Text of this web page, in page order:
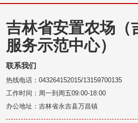
吉林省安置农场（
服务示范中心）
联系我们
热线电话：043264152015/13159700135
工作时间：周一到周五09:00-18:00
办公地址：吉林省永吉县万昌镇